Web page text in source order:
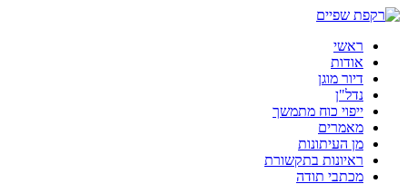
ראשי
אודות
דיור מוגן
נדל"ן
ייפוי כוח מתמשך
מאמרים
מן העיתונות
ראיונות בתקשורת
מכתבי תודה